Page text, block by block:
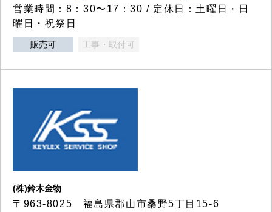
営業時間：8：30〜17：30 / 定休日：土曜日・日
曜日・祝祭日
販売可 工事・取付可
(株)鈴木金物
〒963-8025 福島県郡山市桑野5丁目15-6